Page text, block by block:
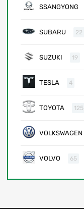
SSANGYONG
SUBARU 22
SUZUKI 19
TESLA 4
TOYOTA 125
VOLKSWAGEN
VOLVO 65